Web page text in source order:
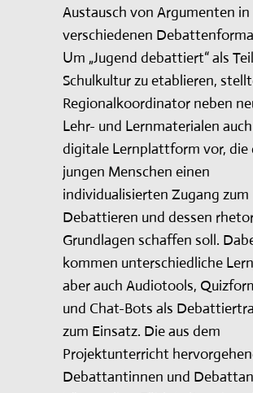
Austausch von Argumenten in
verschiedenen
Um „Jugend debattiert“ als
Schulkultur zu etablieren,
Regionalkoordinator neben
Lehr- und Lernmaterialen
digitale Lernplattform vor, die
jungen Menschen einen
individualisierten Zugang zum
Debattieren und dessen
Grundlagen schaffen soll.
kommen unterschiedliche
aber auch Audiotools,
und Chat-Bots als
zum Einsatz. Die aus dem
Projektunterricht
Debattantinnen und